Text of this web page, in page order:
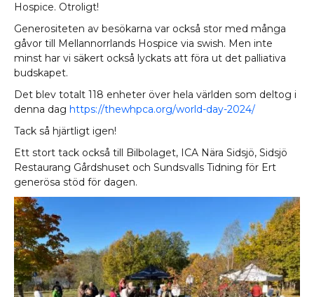
Hospice. Otroligt!
Generositeten av besökarna var också stor med många
gåvor till Mellannorrlands Hospice via swish. Men inte
minst har vi säkert också lyckats att föra ut det palliativa
budskapet.
Det blev totalt 118 enheter över hela världen som deltog i
denna dag https://thewhpca.org/world-day-2024/
Tack så hjärtligt igen!
Ett stort tack också till Bilbolaget, ICA Nära Sidsjö, Sidsjö
Restaurang Gårdshuset och Sundsvalls Tidning för Ert
generösa stöd för dagen.